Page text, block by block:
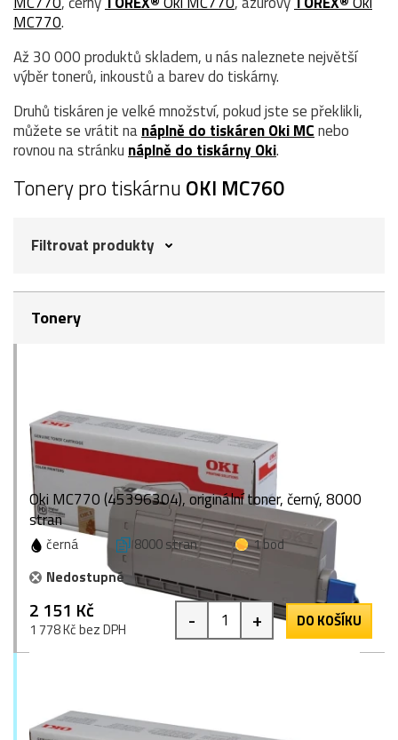
MC770.
Až 30 000 produktů skladem, u nás naleznete největší
výběr tonerů, inkoustů a barev do tiskárny.
Druhů tiskáren je velké množství, pokud jste se překlikli,
můžete se vrátit nanáplně do tiskáren Oki MCnebo
rovnou na stránku náplně do tiskárny Oki.
Tonery pro tiskárnu OKI MC760
Filtrovat produkty
Tonery
Oki MC770 (45396304), originální toner, černý, 8000
stran
černá 8000 stran
1 bod
Nedostupné
2 151 Kč
1 778 Kč bez DPH - + DO KOŠÍKU